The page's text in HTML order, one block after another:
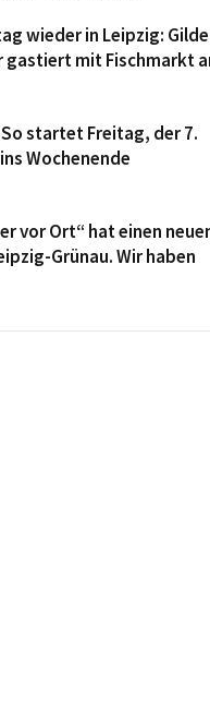
wieder in Leipzig:
gastiert mit Fischmarkt
startet Freitag, der 7.
Wochenende
vor Ort“ hat einen
Grünau. Wir haben